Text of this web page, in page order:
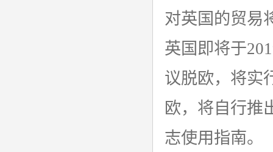
对英国的贸易
英国即将于
议脱欧，将实
欧，将自行推
志使用指南。